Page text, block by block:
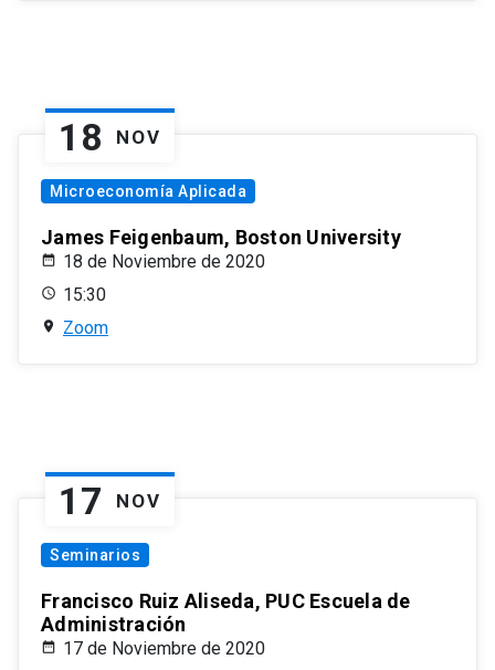
18 NOV
Microeconomía Aplicada
James Feigenbaum, Boston University
18 de Noviembre de 2020
15:30
Zoom
17 NOV
Seminarios
Francisco Ruiz Aliseda, PUC Escuela de
Administración
17 de Noviembre de 2020